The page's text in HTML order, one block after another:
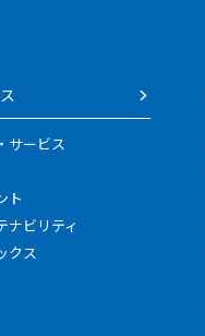
サービス
ト
ナビリティ
クス